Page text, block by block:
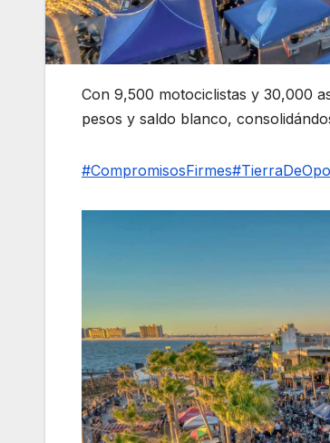
Con 9,500 motociclistas y 30,000
pesos y saldo blanco,
#CompromisosFirmes